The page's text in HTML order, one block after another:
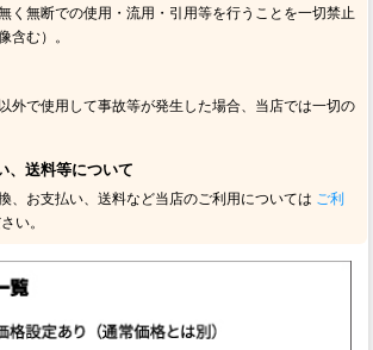
く無断での使用・流用・引用等を行うことを一切禁止
含む）。
外で使用して事故等が発生した場合、当店では一切の
、送料等について
、お支払い、送料など当店のご利用については ご利
い。